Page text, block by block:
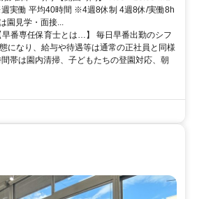
実働 平均40時間 ※4週8休制 4週8休/実働8h
園見学・面接...
番専任保育士とは…】 毎日早番出勤のシフ
になり、給与や待遇等は通常の正社員と同様
帯は園内清掃、子どもたちの登園対応、朝